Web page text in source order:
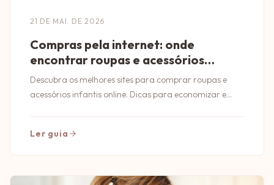
21 DE MAI. DE 2026
Compras pela internet: onde
encontrar roupas e acessórios
infantis
Descubra os melhores sites para comprar roupas e
acessórios infantis online. Dicas para economizar e
Ler guia